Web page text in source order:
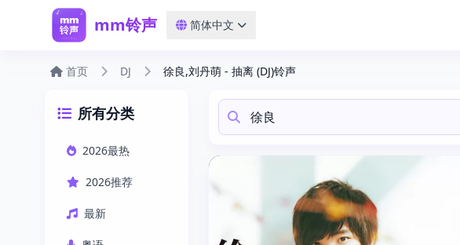
mm铃声 简体中文
首页 DJ 徐良,刘丹萌 - 抽离 (DJ)铃声
所有分类
2026最热
2026推荐
最新